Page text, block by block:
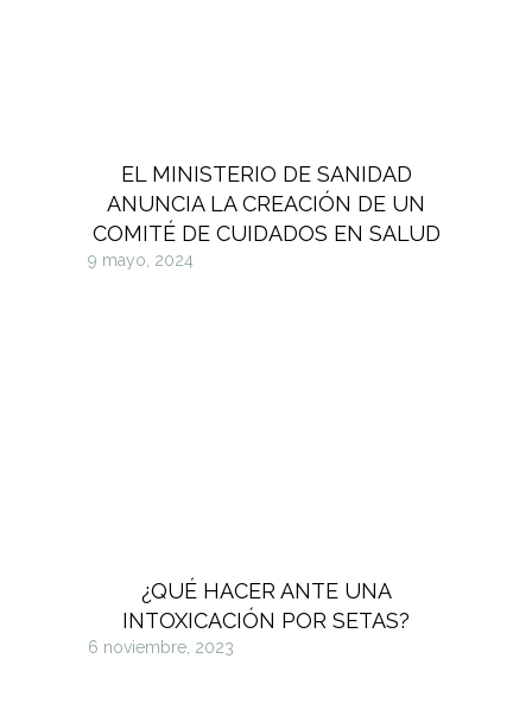
EL MINISTERIO DE SANIDAD
ANUNCIA LA CREACIÓN DE UN
COMITÉ DE CUIDADOS EN SALUD
9 mayo, 2024
¿QUÉ HACER ANTE UNA
INTOXICACIÓN POR SETAS?
6 noviembre, 2023